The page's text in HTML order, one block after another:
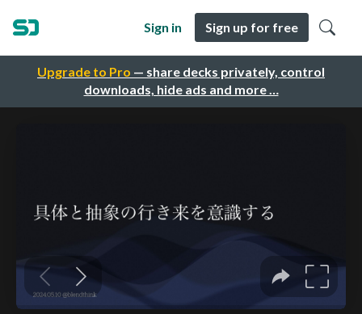
Upgrade to Pro — share decks privately, control
downloads, hide ads and more …
Sign in Sign up for free